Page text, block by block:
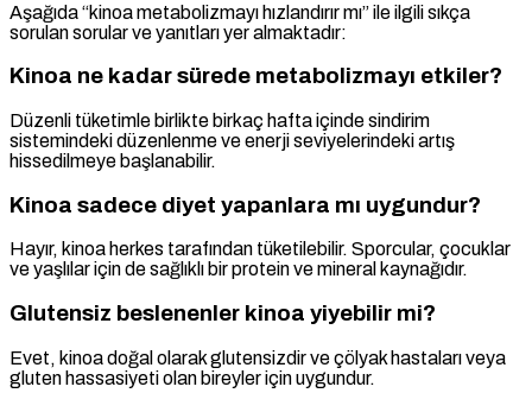
Aşağıda “kinoa metabolizmayı hızlandırır mı” ile ilgili sıkça
sorulan sorular ve yanıtları yer almaktadır:
Kinoa ne kadar sürede metabolizmayı etkiler?
Düzenli tüketimle birlikte birkaç hafta içinde sindirim
sistemindeki düzenlenme ve enerji seviyelerindeki artış
hissedilmeye başlanabilir.
Kinoa sadece diyet yapanlara mı uygundur?
Hayır, kinoa herkes tarafından tüketilebilir. Sporcular, çocuklar
ve yaşlılar için de sağlıklı bir protein ve mineral kaynağıdır.
Glutensiz beslenenler kinoa yiyebilir mi?
Evet, kinoa doğal olarak glutensizdir ve çölyak hastaları veya
gluten hassasiyeti olan bireyler için uygundur.